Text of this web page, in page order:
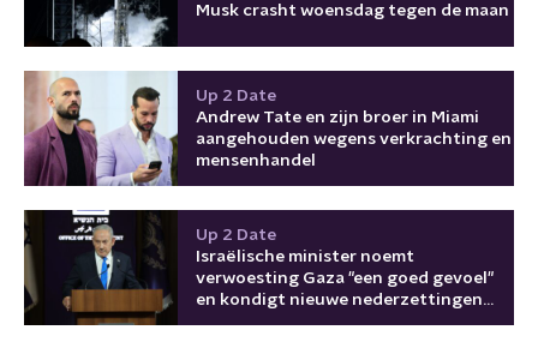
Musk crasht woensdag tegen de maan
Up 2 Date
Andrew Tate en zijn broer in Miami
aangehouden wegens verkrachting en
mensenhandel
Up 2 Date
Israëlische minister noemt
verwoesting Gaza "een goed gevoel"
en kondigt nieuwe nederzettingen